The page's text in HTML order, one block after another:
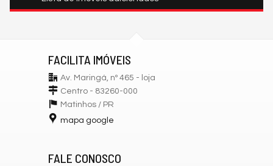
FACILITA IMÓVEIS
Av. Maringá, nº 465 - loja
Centro - 83260-000
Matinhos / PR
mapa google
FALE CONOSCO